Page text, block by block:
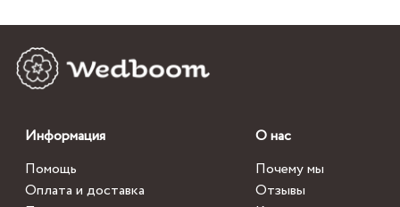
Информация
Помощь
Оплата и доставка
О нас
Почему мы
Отзывы